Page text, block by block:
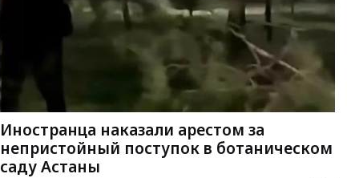
Иностранца наказали арестом за
непристойный поступок в ботаническом
саду Астаны